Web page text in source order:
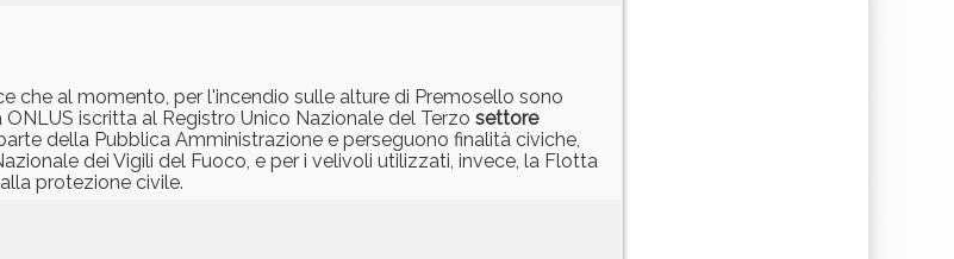
che al momento, per l'incendio sulle alture di Premosello sono
iscritta al Registro Unico Nazionale del Terzo settore
della Pubblica Amministrazione e perseguono finalità civiche,
dei Vigili del Fuoco, e per i velivoli utilizzati, invece, la Flotta
protezione civile.